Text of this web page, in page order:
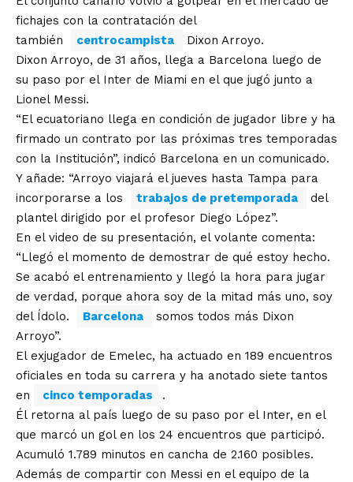
fichajes con la contratación del
también
centrocampista
Dixon Arroyo.
Dixon Arroyo, de 31 años, llega a Barcelona luego de
su paso por el Inter de Miami en el que jugó junto a
Lionel Messi.
“El ecuatoriano llega en condición de jugador libre y ha
firmado un contrato por las próximas tres temporadas
con la Institución”, indicó Barcelona en un comunicado.
Y añade: “Arroyo viajará el jueves hasta Tampa para
incorporarse a los
trabajos de pretemporada
del
plantel dirigido por el profesor Diego López”.
En el video de su presentación, el volante comenta:
“Llegó el momento de demostrar de qué estoy hecho.
Se acabó el entrenamiento y llegó la hora para jugar
de verdad, porque ahora soy de la mitad más uno, soy
del Ídolo.
Barcelona
somos todos más Dixon
Arroyo”.
El exjugador de Emelec, ha actuado en 189 encuentros
oficiales en toda su carrera y ha anotado siete tantos
en
cinco temporadas
.
Él retorna al país luego de su paso por el Inter, en el
que marcó un gol en los 24 encuentros que participó.
Acumuló 1.789 minutos en cancha de 2.160 posibles.
Además de compartir con Messi en el equipo de la